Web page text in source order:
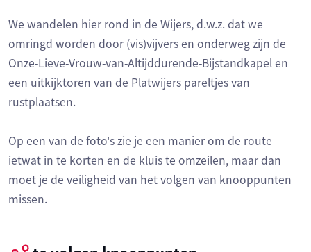
We wandelen hier rond in de Wijers, d.w.z. dat we
omringd worden door (vis)vijvers en onderweg zijn de
Onze-Lieve-Vrouw-van-Altijddurende-Bijstandkapel en
een uitkijktoren van de Platwijers pareltjes van
rustplaatsen.
Op een van de foto's zie je een manier om de route
ietwat in te korten en de kluis te omzeilen, maar dan
moet je de veiligheid van het volgen van knooppunten
missen.